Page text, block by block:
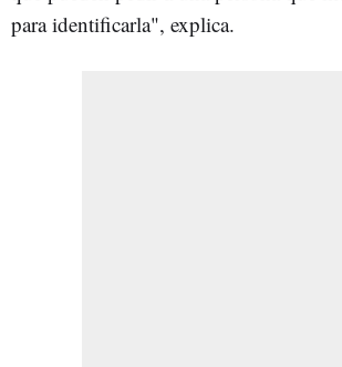
para identificarla", explica.